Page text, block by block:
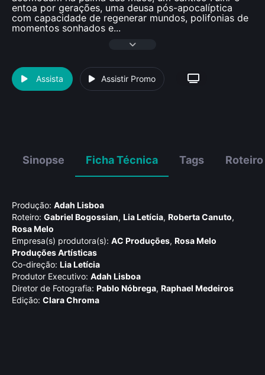
entoa por gerações, uma deusa pós-apocalíptica
com capacidade de regenerar mundos, polifonias de
momentos sonhados e...
Assista Assistir Promo
Sinopse Ficha Técnica Tags Roteiro
Produção: Adah Lisboa
Roteiro: Gabriel Bogossian, Lia Letí­cia, Roberta Canuto,
Rosa Melo
Empresa(s) produtora(s): AC Produções, Rosa Melo
Produções Artí­sticas
Co-direção: Lia Letí­cia
Produtor Executivo: Adah Lisboa
Diretor de Fotografia: Pablo Nóbrega, Raphael Medeiros
Edição: Clara Chroma